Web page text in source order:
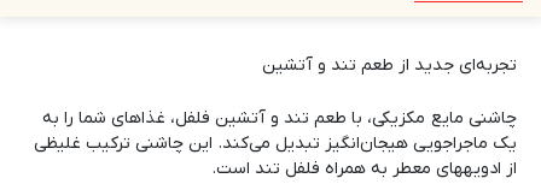
تجربه‌ای جدید از طعم تند و آتشین
چاشنی مایع مکزیکی، با طعم تند و آتشین فلفل‌، غذاهای شما را به
یک ماجراجویی هیجان‌انگیز تبدیل می‌کند. این چاشنی ترکیب غلیظی
از ادویههای معطر به همراه فلفل تند است.